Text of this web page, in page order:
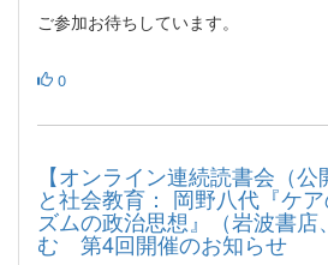
ご参加お待ちしています。
0
【オンライン連続読書会（
と社会教育： 岡野八代『ケ
ズムの政治思想』（岩波書
む 第4回開催のお知らせ